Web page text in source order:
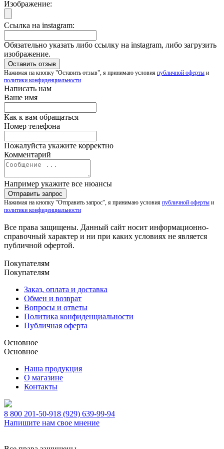
Изображение:
Ссылка на instagram:
Обязательно указать либо ссылку на instagram, либо загрузить
изображение.
Нажимая на кнопку "Оставить отзыв", я принимаю условия публичной оферты и
политики конфиденциальности
Написать нам
Ваше имя
Как к вам обращаться
Номер телефона
Пожалуйста укажите корректно
Комментарий
Например укажите все нюансы
Нажимая на кнопку "Отправить запрос", я принимаю условия публичной оферты и
политики конфиденциальности
Все права защищены. Данный сайт носит информационно-
справочный характер и ни при каких условиях не является
публичной офертой.
Покупателям
Покупателям
Заказ, оплата и доставка
Обмен и возврат
Вопросы и ответы
Политика конфиденциальности
Публичная оферта
Основное
Основное
Наша продукция
О магазине
Контакты
8 800 201-50-918 (929) 639-99-94
Напишите нам свое мнение